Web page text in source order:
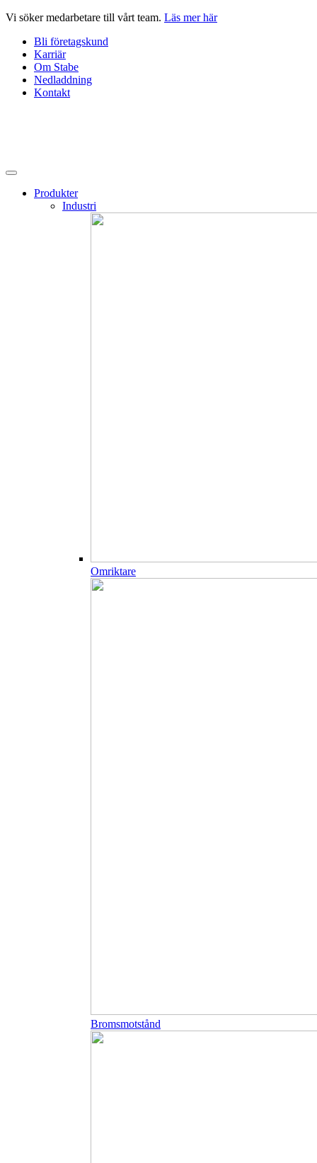
Hoppa
innehåll
Vi söker medarbetare till vårt team. Läs mer här
Bli företagskund
Karriär
Om Stabe
Nedladdning
Kontakt
Produkter
Industri
Omriktare
Bromsmotstånd